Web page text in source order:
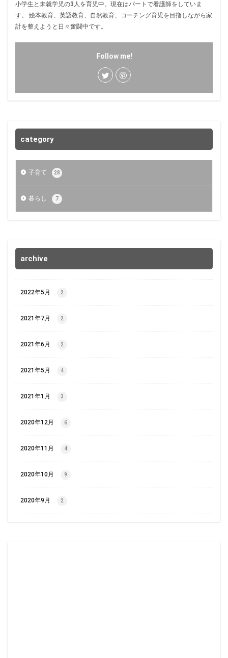
小学生と未就学児の3人を育児中。現在はパートで看護師をしていま
す。 絵本教育、英語教育、自然教育、コーチング育児を目指しながら家
計を整えようと日々奮闘中です。
Follow me!
category
子育て 28
暮らし 7
archive
2022年5月 2
2021年7月 2
2021年6月 2
2021年5月 4
2021年1月 3
2020年12月 6
2020年11月 4
2020年10月 9
2020年9月 2